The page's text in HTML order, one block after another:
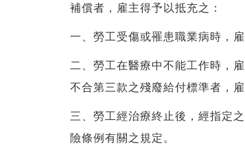
補償者，雇主得予以抵充之：
一、勞工受傷或罹患職業病時，
二、勞工在醫療中不能工作時，
不合第三款之殘廢給付標準者，
三、勞工經治療終止後，經指定
險條例有關之規定。